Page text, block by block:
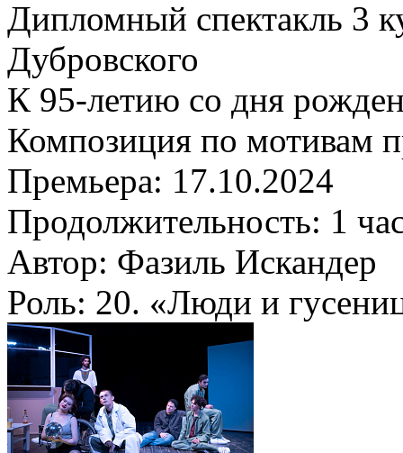
Дипломный спектакль 3
Дубровского
К 95-летию со дня
Композиция по мотивам
Премьера: 17.10.2024
Продолжительность: 1
Автор: Фазиль Искандер
Роль: 20. «Люди и